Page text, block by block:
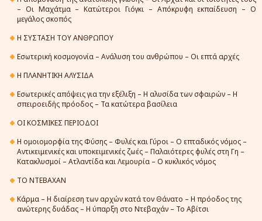
– Οι Μαχάτμα – Κατώτεροι Γιόγκι – Απόκρυφη εκπαίδευση – Ο
μεγάλος σκοπός
Η ΣΥΣΤΑΣΗ ΤΟΥ ΑΝΘΡΩΠΟΥ
Εσωτερική κοσμογονία – Ανάλυση του ανθρώπου – Οι επτά αρχές
Η ΠΛΑΝΗΤΙΚΗ ΑΛΥΣΙΔΑ
Εσωτερικές απόψεις για την εξέλιξη – Η αλυσίδα των σφαιρών – Η
σπειροειδής πρόοδος – Τα κατώτερα βασίλεια
ΟΙ ΚΟΣΜΙΚΕΣ ΠΕΡΙΟΔΟΙ
Η ομοιομορφία της Φύσης – Φυλές και Γύροι – Ο επταδικός νόμος –
Αντικειμενικές και υποκειμενικές ζωές – Παλαιότερες φυλές στη Γη –
Κατακλυσμοί – Ατλαντίδα και Λεμουρία – Ο κυκλικός νόμος
ΤΟ ΝΤΕΒΑΧΑΝ
Κάρμα – Η διαίρεση των αρχών κατά τον Θάνατο – Η πρόοδος της
ανώτερης δυάδας – Η ύπαρξη στο Ντεβαχάν – Το Αβίτσι